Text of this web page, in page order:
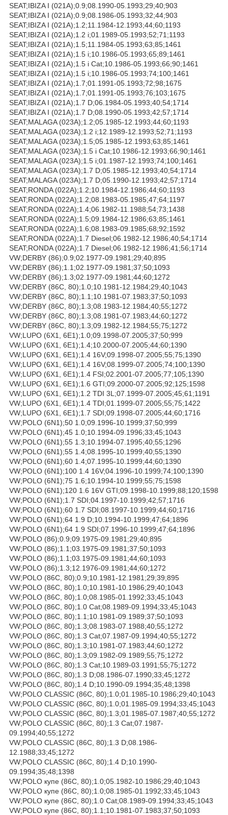
SEAT;IBIZA I (021A);0.9;08.1990-05.1993;29;40;903
SEAT;IBIZA I (021A);0.9;08.1986-05.1993;32;44;903
SEAT;IBIZA I (021A);1.2;11.1984-12.1993;44;60;1193
SEAT;IBIZA I (021A);1.2 i;01.1989-05.1993;52;71;1193
SEAT;IBIZA I (021A);1.5;11.1984-05.1993;63;85;1461
SEAT;IBIZA I (021A);1.5 i;10.1986-05.1993;65;89;1461
SEAT;IBIZA I (021A);1.5 i Cat;10.1986-05.1993;66;90;1461
SEAT;IBIZA I (021A);1.5 i;10.1986-05.1993;74;100;1461
SEAT;IBIZA I (021A);1.7;01.1991-05.1993;72;98;1675
SEAT;IBIZA I (021A);1.7;01.1991-05.1993;76;103;1675
SEAT;IBIZA I (021A);1.7 D;06.1984-05.1993;40;54;1714
SEAT;IBIZA I (021A);1.7 D;08.1990-05.1993;42;57;1714
SEAT;MALAGA (023A);1.2;05.1985-12.1993;44;60;1193
SEAT;MALAGA (023A);1.2 i;12.1989-12.1993;52;71;1193
SEAT;MALAGA (023A);1.5;05.1985-12.1993;63;85;1461
SEAT;MALAGA (023A);1.5 i Cat;10.1986-12.1993;66;90;1461
SEAT;MALAGA (023A);1.5 i;01.1987-12.1993;74;100;1461
SEAT;MALAGA (023A);1.7 D;05.1985-12.1993;40;54;1714
SEAT;MALAGA (023A);1.7 D;05.1990-12.1993;42;57;1714
SEAT;RONDA (022A);1.2;10.1984-12.1986;44;60;1193
SEAT;RONDA (022A);1.2;08.1983-05.1985;47;64;1197
SEAT;RONDA (022A);1.4;06.1982-11.1988;54;73;1438
SEAT;RONDA (022A);1.5;09.1984-12.1986;63;85;1461
SEAT;RONDA (022A);1.6;08.1983-09.1985;68;92;1592
SEAT;RONDA (022A);1.7 Diesel;06.1982-12.1986;40;54;1714
SEAT;RONDA (022A);1.7 Diesel;06.1982-12.1986;41;56;1714
VW;DERBY (86);0.9;02.1977-09.1981;29;40;895
VW;DERBY (86);1.1;02.1977-09.1981;37;50;1093
VW;DERBY (86);1.3;02.1977-09.1981;44;60;1272
VW;DERBY (86C, 80);1.0;10.1981-12.1984;29;40;1043
VW;DERBY (86C, 80);1.1;10.1981-07.1983;37;50;1093
VW;DERBY (86C, 80);1.3;08.1983-12.1984;40;55;1272
VW;DERBY (86C, 80);1.3;08.1981-07.1983;44;60;1272
VW;DERBY (86C, 80);1.3;09.1982-12.1984;55;75;1272
VW;LUPO (6X1, 6E1);1.0;09.1998-07.2005;37;50;999
VW;LUPO (6X1, 6E1);1.4;10.2000-07.2005;44;60;1390
VW;LUPO (6X1, 6E1);1.4 16V;09.1998-07.2005;55;75;1390
VW;LUPO (6X1, 6E1);1.4 16V;08.1999-07.2005;74;100;1390
VW;LUPO (6X1, 6E1);1.4 FSI;02.2001-07.2005;77;105;1390
VW;LUPO (6X1, 6E1);1.6 GTI;09.2000-07.2005;92;125;1598
VW;LUPO (6X1, 6E1);1.2 TDI 3L;07.1999-07.2005;45;61;1191
VW;LUPO (6X1, 6E1);1.4 TDI;01.1999-07.2005;55;75;1422
VW;LUPO (6X1, 6E1);1.7 SDI;09.1998-07.2005;44;60;1716
VW;POLO (6N1);50 1.0;09.1996-10.1999;37;50;999
VW;POLO (6N1);45 1.0;10.1994-09.1996;33;45;1043
VW;POLO (6N1);55 1.3;10.1994-07.1995;40;55;1296
VW;POLO (6N1);55 1.4;08.1995-10.1999;40;55;1390
VW;POLO (6N1);60 1.4;07.1995-10.1999;44;60;1390
VW;POLO (6N1);100 1.4 16V;04.1996-10.1999;74;100;1390
VW;POLO (6N1);75 1.6;10.1994-10.1999;55;75;1598
VW;POLO (6N1);120 1.6 16V GTI;09.1998-10.1999;88;120;1598
VW;POLO (6N1);1.7 SDI;04.1997-10.1999;42;57;1716
VW;POLO (6N1);60 1.7 SDI;08.1997-10.1999;44;60;1716
VW;POLO (6N1);64 1.9 D;10.1994-10.1999;47;64;1896
VW;POLO (6N1);64 1.9 SDI;07.1996-10.1999;47;64;1896
VW;POLO (86);0.9;09.1975-09.1981;29;40;895
VW;POLO (86);1.1;03.1975-09.1981;37;50;1093
VW;POLO (86);1.1;03.1975-09.1981;44;60;1093
VW;POLO (86);1.3;12.1976-09.1981;44;60;1272
VW;POLO (86C, 80);0.9;10.1981-12.1981;29;39;895
VW;POLO (86C, 80);1.0;10.1981-10.1986;29;40;1043
VW;POLO (86C, 80);1.0;08.1985-01.1992;33;45;1043
VW;POLO (86C, 80);1.0 Cat;08.1989-09.1994;33;45;1043
VW;POLO (86C, 80);1.1;10.1981-09.1989;37;50;1093
VW;POLO (86C, 80);1.3;08.1983-07.1988;40;55;1272
VW;POLO (86C, 80);1.3 Cat;07.1987-09.1994;40;55;1272
VW;POLO (86C, 80);1.3;10.1981-07.1983;44;60;1272
VW;POLO (86C, 80);1.3;09.1982-09.1989;55;75;1272
VW;POLO (86C, 80);1.3 Cat;10.1989-03.1991;55;75;1272
VW;POLO (86C, 80);1.3 D;08.1986-07.1990;33;45;1272
VW;POLO (86C, 80);1.4 D;10.1990-09.1994;35;48;1398
VW;POLO CLASSIC (86C, 80);1.0;01.1985-10.1986;29;40;1043
VW;POLO CLASSIC (86C, 80);1.0;01.1985-09.1994;33;45;1043
VW;POLO CLASSIC (86C, 80);1.3;01.1985-07.1987;40;55;1272
VW;POLO CLASSIC (86C, 80);1.3 Cat;07.1987-
09.1994;40;55;1272
VW;POLO CLASSIC (86C, 80);1.3 D;08.1986-
12.1988;33;45;1272
VW;POLO CLASSIC (86C, 80);1.4 D;10.1990-
09.1994;35;48;1398
VW;POLO купе (86C, 80);1.0;05.1982-10.1986;29;40;1043
VW;POLO купе (86C, 80);1.0;08.1985-01.1992;33;45;1043
VW;POLO купе (86C, 80);1.0 Cat;08.1989-09.1994;33;45;1043
VW;POLO купе (86C, 80);1.1;10.1981-07.1983;37;50;1093